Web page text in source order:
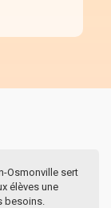
Osmonville sert
élèves une
besoins.